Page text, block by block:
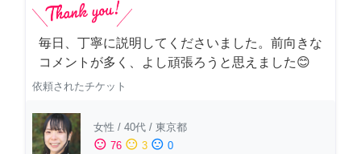
毎日、丁寧に説明してくださいました。前向きな
コメントが多く、よし頑張ろうと思えました😊
依頼されたチケット
女性 / 40代 / 東京都
sentiment_satisfied 76 sentiment_neutral 3 sentiment_dissatisfied 0